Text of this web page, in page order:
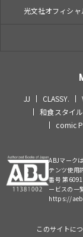
光文社オフィシャ
JJ CLASSY.
和食スタイル
comic
ABJマーク
テンツ使用
番号 第
ービスの一
https://
このサイトに